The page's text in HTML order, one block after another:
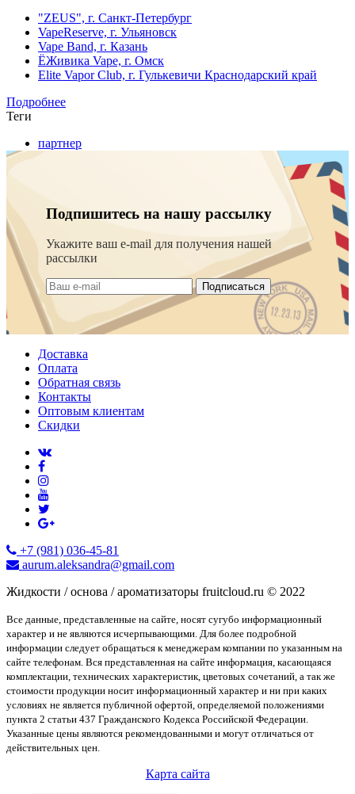
"ZEUS", г. Санкт-Петербург
VapeReserve, г. Ульяновск
Vape Band, г. Казань
ЁЖивика Vape, г. Омск
Elite Vapor Club, г. Гулькевичи Краснодарский край
Подробнее
Теги
партнер
Подпишитесь на нашу рассылку
Укажите ваш e-mail для получения нашей
рассылки
Подписаться
Доставка
Оплата
Обратная связь
Контакты
Оптовым клиентам
Скидки
+7 (981) 036-45-81
aurum.aleksandra@gmail.com
Жидкости / основа / ароматизаторы fruitcloud.ru © 2022
Все данные, представленные на сайте, носят сугубо информационный
характер и не являются исчерпывающими. Для более подробной
информации следует обращаться к менеджерам компании по указанным на
сайте телефонам. Вся представленная на сайте информация, касающаяся
комплектации, технических характеристик, цветовых сочетаний, а так же
стоимости продукции носит информационный характер и ни при каких
условиях не является публичной офертой, определяемой положениями
пункта 2 статьи 437 Гражданского Кодекса Российской Федерации.
Указанные цены являются рекомендованными и могут отличаться от
действительных цен.
Карта сайта